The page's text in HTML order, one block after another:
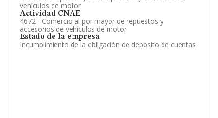
vehículos de motor
Actividad CNAE
4672 - Comercio al por mayor de repuestos y
accesorios de vehículos de motor
Estado de la empresa
Incumplimiento de la obligación de depósito de cuentas